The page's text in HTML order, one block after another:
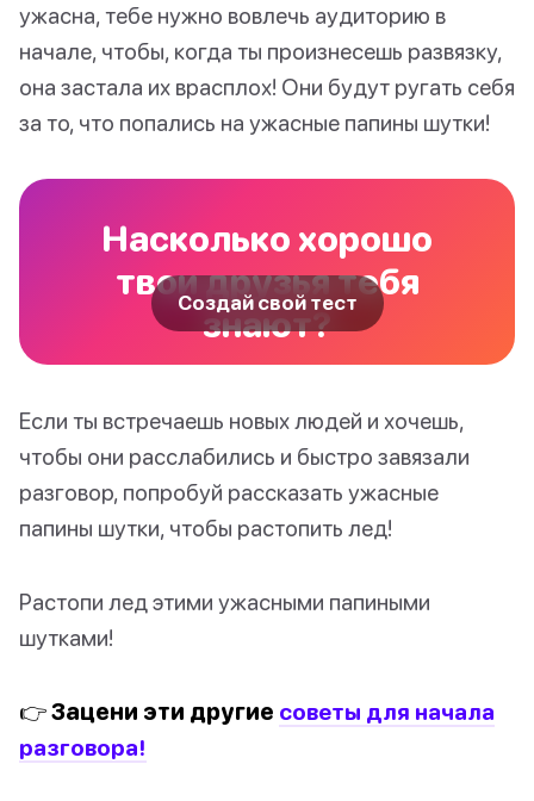
ужасна, тебе нужно вовлечь аудиторию в
начале, чтобы, когда ты произнесешь развязку,
она застала их врасплох! Они будут ругать себя
за то, что попались на ужасные папины шутки!
Насколько хорошо
твои друзья тебя
знают?
Создай свой тест
Если ты встречаешь новых людей и хочешь,
чтобы они расслабились и быстро завязали
разговор, попробуй рассказать ужасные
папины шутки, чтобы растопить лед!
Растопи лед этими ужасными папиными
шутками!
👉 Зацени эти другие советы для начала
разговора!